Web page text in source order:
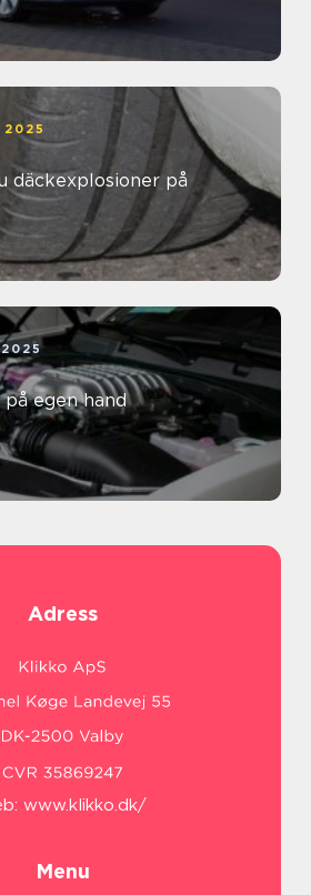
däckexplosioner på
egen hand
Adress
www.klikko.dk/
Menu